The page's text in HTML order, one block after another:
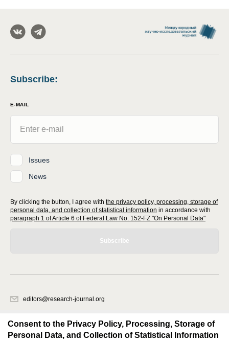
Subscribe:
E-MAIL
Issues
News
By clicking the button, I agree with the privacy policy, processing, storage of
personal data, and collection of statistical information in accordance with
paragraph 1 of Article 6 of Federal Law No. 152-FZ "On Personal Data"
Subscribe
editors@research-journal.org
office 1
Consent to the Privacy Policy, Processing, Storage of
Personal Data, and Collection of Statistical Information